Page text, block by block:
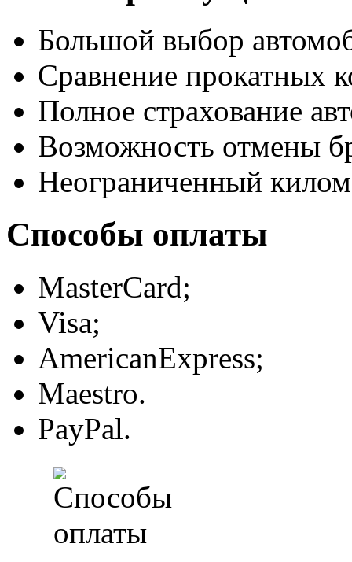
Большой выбор
Сравнение прокатных
Полное страхование
Возможность отмены
Неограниченный
Способы оплаты
MasterCard;
Visa;
AmericanExpress;
Maestro.
PayPal.